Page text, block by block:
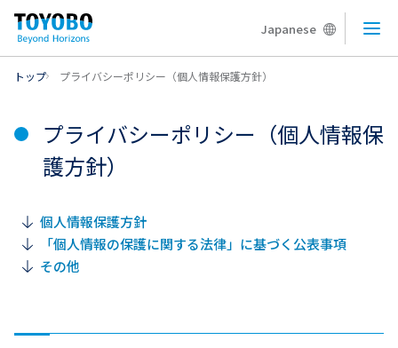
Japanese メ
トップ プライバシーポリシー（個人情報保護方針）
プライバシーポリシー（個人情報保
護方針）
個人情報保護方針
「個人情報の保護に関する法律」に基づく公表事項
その他